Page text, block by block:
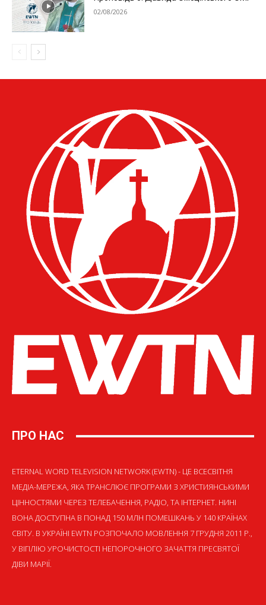
ПРО НАС
ETERNAL WORD TELEVISION NETWORK (EWTN) - ЦЕ ВСЕСВІТНЯ
МЕДІА-МЕРЕЖА, ЯКА ТРАНСЛЮЄ ПРОГРАМИ З ХРИСТИЯНСЬКИМИ
ЦІННОСТЯМИ ЧЕРЕЗ ТЕЛЕБАЧЕННЯ, РАДІО, ТА ІНТЕРНЕТ. НИНІ
ВОНА ДОСТУПНА В ПОНАД 150 МЛН ПОМЕШКАНЬ У 140 КРАЇНАХ
СВІТУ. В УКРАЇНІ EWTN РОЗПОЧАЛО МОВЛЕННЯ 7 ГРУДНЯ 2011 Р.,
У ВІГІЛІЮ УРОЧИСТОСТІ НЕПОРОЧНОГО ЗАЧАТТЯ ПРЕСВЯТОЇ
ДІВИ МАРІЇ.